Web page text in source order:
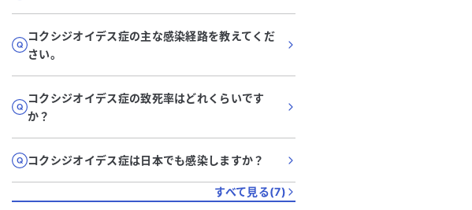
コクシジオイデス症の主な感染経路を教えてくだ
さい。
コクシジオイデス症の致死率はどれくらいです
か？
コクシジオイデス症は日本でも感染しますか？
すべて見る(7)